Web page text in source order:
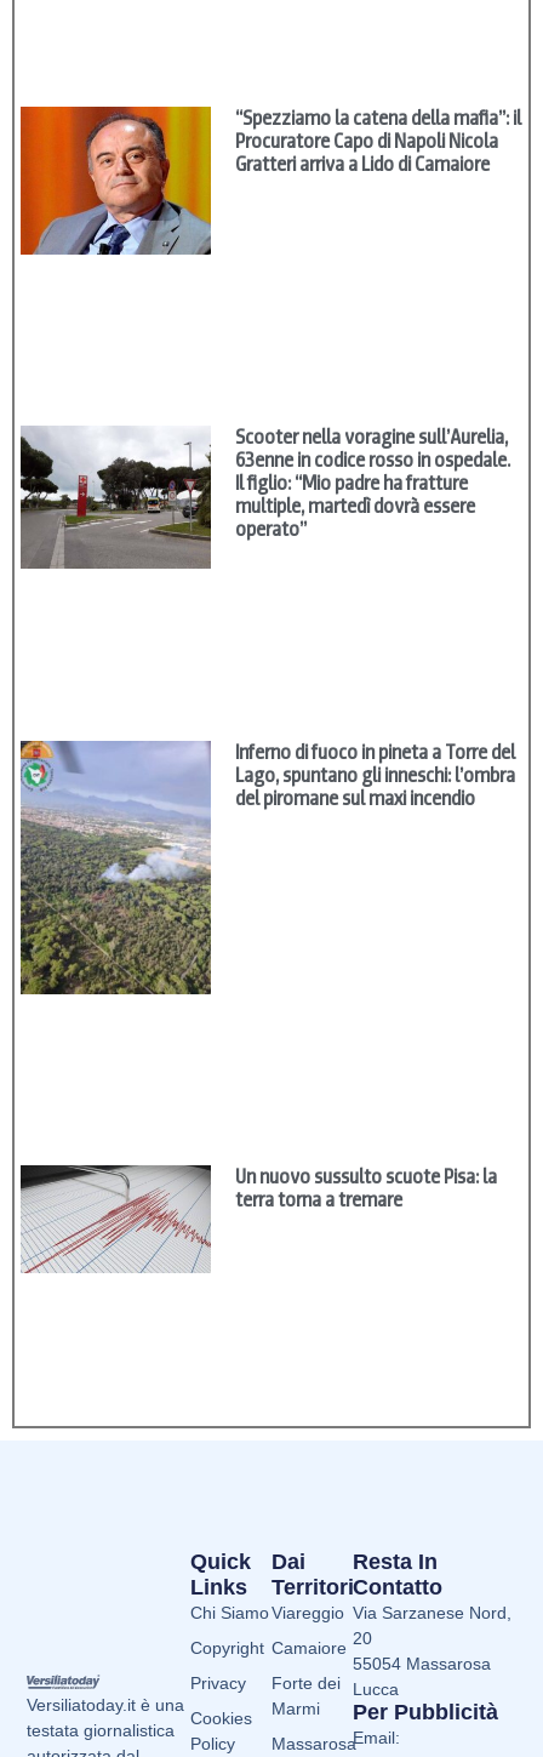
“Spezziamo la catena della mafia”: il
Procuratore Capo di Napoli Nicola
Gratteri arriva a Lido di Camaiore
Scooter nella voragine sull’Aurelia,
63enne in codice rosso in ospedale.
Il figlio: “Mio padre ha fratture
multiple, martedì dovrà essere
operato”
Inferno di fuoco in pineta a Torre del
Lago, spuntano gli inneschi: l’ombra
del piromane sul maxi incendio
Un nuovo sussulto scuote Pisa: la
terra torna a tremare
Versiliatoday.it è una
testata giornalistica
Dai
Territori
Viareggio
Camaiore
Forte dei
Marmi
Massarosa
Quick
Links
Chi Siamo
Copyright
Privacy
Cookies
Policy
Resta In
Contatto
Via Sarzanese Nord,
20
55054 Massarosa
Lucca
Per Pubblicità
Email: